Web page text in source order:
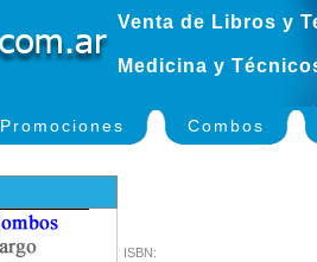
Venta de Libros y
Medicina y
Promociones Combos
ISBN: